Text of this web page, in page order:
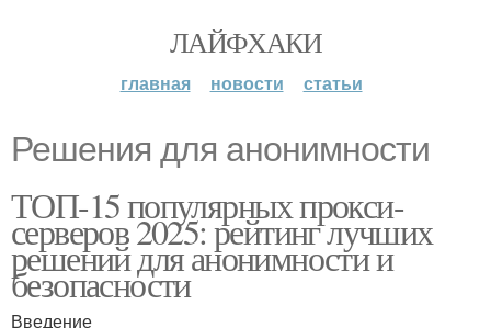
ЛАЙФХАКИ
главная новости статьи
Решения для анонимности
ТОП-15 популярных прокси-
серверов 2025: рейтинг лучших
решений для анонимности и
безопасности
Введение